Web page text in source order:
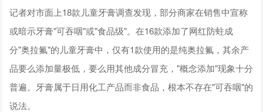
记者对市面上18款儿童牙膏调查发现，部分商家在销售中宣称
或暗示牙膏"可吞咽"或"食品级"。在16款添加了网红防蛀成
分"奥拉氟"的儿童牙膏中，仅有1款使用的是纯奥拉氟，其余产
品要么添加量极低，要么用其他成分冒充，"概念添加"现象十分
普遍。牙膏属于日用化工产品而非食品，根本不存在"可吞咽"的
说法。